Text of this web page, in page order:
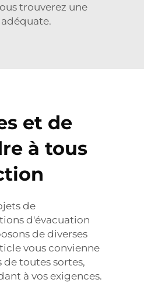
trouverez une
et de
à tous
de
d'évacuation
de diverses
vous convienne
de toutes sortes,
à vos exigences.